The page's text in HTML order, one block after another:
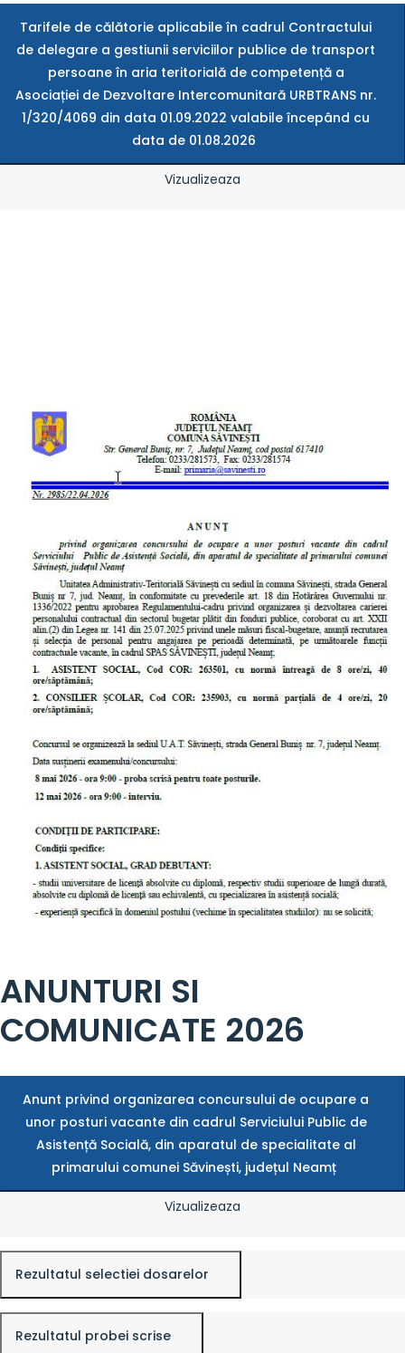
Tarifele de călătorie aplicabile în cadrul Contractului
de delegare a gestiunii serviciilor publice de transport
persoane în aria teritorială de competență a
Asociației de Dezvoltare Intercomunitară URBTRANS nr.
1/320/4069 din data 01.09.2022 valabile începând cu
data de 01.08.2026
Vizualizeaza
ANUNTURI SI
COMUNICATE 2026
Anunt privind organizarea concursului de ocupare a
unor posturi vacante din cadrul Serviciului Public de
Asistență Socială, din aparatul de specialitate al
primarului comunei Săvinești, județul Neamț
Vizualizeaza
Rezultatul selectiei dosarelor
Rezultatul probei scrise